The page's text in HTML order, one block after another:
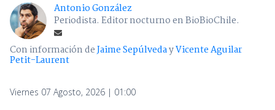
Antonio González
Periodista. Editor nocturno en BioBioChile.
Con información deJaime SepúlvedayVicente Aguilar
Petit-Laurent
Viernes 07 Agosto, 2026 | 01:00